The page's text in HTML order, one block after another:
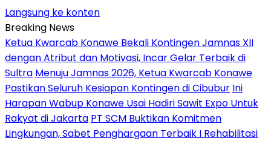
Langsung ke konten
Breaking News
Ketua Kwarcab Konawe Bekali Kontingen Jamnas XII
dengan Atribut dan Motivasi, Incar Gelar Terbaik di
Sultra Menuju Jamnas 2026, Ketua Kwarcab Konawe
Pastikan Seluruh Kesiapan Kontingen di Cibubur Ini
Harapan Wabup Konawe Usai Hadiri Sawit Expo Untuk
Rakyat di Jakarta PT SCM Buktikan Komitmen
Lingkungan, Sabet Penghargaan Terbaik I Rehabilitasi